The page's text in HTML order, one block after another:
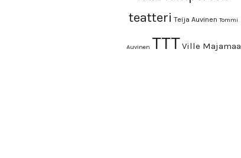
teatteri Teija Auvinen Tommi
Auvinen TTTVille Majamaa